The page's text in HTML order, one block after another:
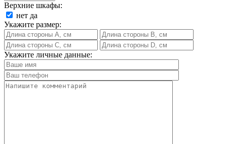
Верхние шкафы:
нет да
Укажите размер:
Укажите личные данные: